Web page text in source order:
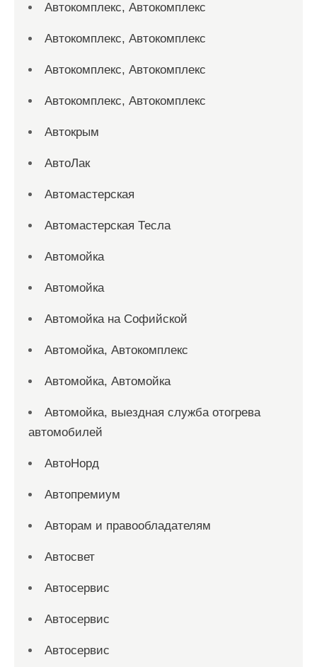
Автокомплекс, Автокомплекс
Автокомплекс, Автокомплекс
Автокомплекс, Автокомплекс
Автокомплекс, Автокомплекс
Автокрым
АвтоЛак
Автомастерская
Автомастерская Тесла
Автомойка
Автомойка
Автомойка на Софийской
Автомойка, Автокомплекс
Автомойка, Автомойка
Автомойка, выездная служба отогрева
автомобилей
АвтоНорд
Автопремиум
Авторам и правообладателям
Автосвет
Автосервис
Автосервис
Автосервис